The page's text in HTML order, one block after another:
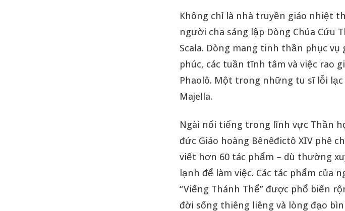
Không chỉ là nhà truyền giáo nhiệt
người cha sáng lập Dòng Chúa Cứu
Scala. Dòng mang tinh thần phục
phúc, các tuần tĩnh tâm và việc rao
Phaolô. Một trong những tu sĩ lỗi lạc
Majella.
Ngài nổi tiếng trong lĩnh vực Thần
đức Giáo hoàng Bênêđictô XIV phê
viết hơn 60 tác phẩm – dù thường
lạnh để làm việc. Các tác phẩm của
“Viếng Thánh Thể” được phổ biến
đời sống thiêng liêng và lòng đạo